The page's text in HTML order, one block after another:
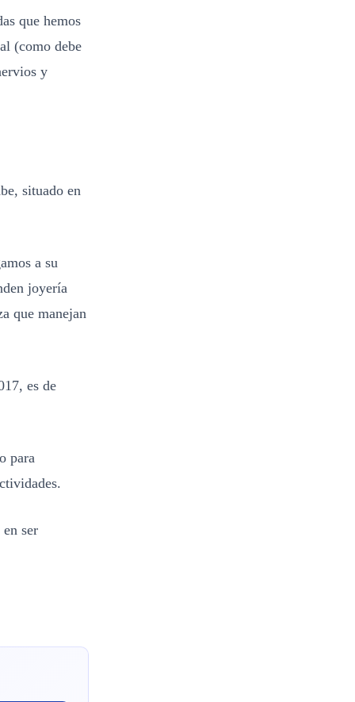
que hemos
(como debe
y
situado en
a su
joyería
que manejan
es de
para
ser